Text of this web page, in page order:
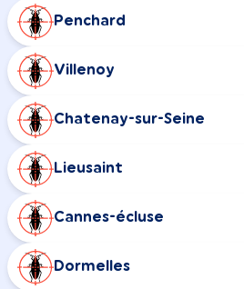
Penchard
Villenoy
Chatenay-sur-Seine
Lieusaint
Cannes-écluse
Dormelles